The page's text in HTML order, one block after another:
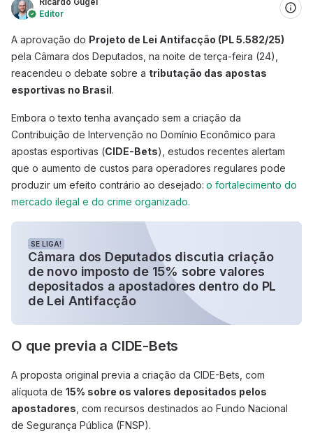
Editor
A aprovação do Projeto de Lei Antifacção (PL 5.582/25)
pela Câmara dos Deputados, na noite de terça-feira (24),
reacendeu o debate sobre a tributação das apostas
esportivas no Brasil.
Embora o texto tenha avançado sem a criação da
Contribuição de Intervenção no Domínio Econômico para
apostas esportivas (CIDE-Bets), estudos recentes alertam
que o aumento de custos para operadores regulares pode
produzir um efeito contrário ao desejado: o fortalecimento do
mercado ilegal e do crime organizado.
SE LIGA!
Câmara dos Deputados discutia criação
de novo imposto de 15% sobre valores
depositados a apostadores dentro do PL
de Lei Antifacção
O que previa a CIDE-Bets
A proposta original previa a criação da CIDE-Bets, com
alíquota de 15% sobre os valores depositados pelos
apostadores , com recursos destinados ao Fundo Nacional
de Segurança Pública (FNSP).